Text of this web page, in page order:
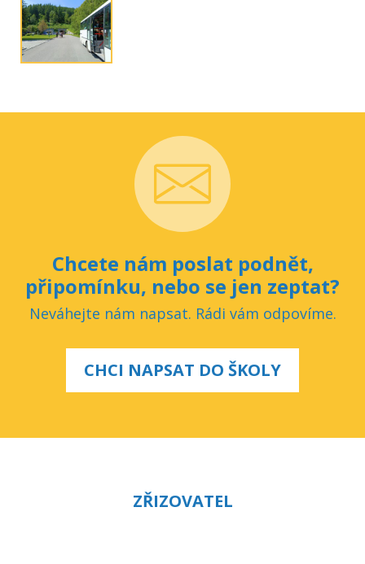
Chcete nám poslat podnět,
připomínku, nebo se jen zeptat?
Neváhejte nám napsat. Rádi vám odpovíme.
CHCI NAPSAT DO ŠKOLY
ZŘIZOVATEL